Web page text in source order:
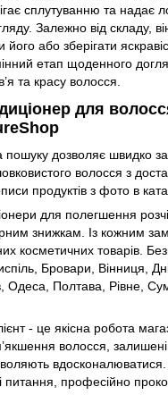
сплутуванню та надає
Залежно від складу,
його або зберігати
етап щоденного
та красу волосся.
для
пошуку дозволяє швидко
волосся з
продуктів з фото в
для полегшення
знижкам. Із кожним
косметичних товарів.
Бровари, Вінниця,
Одеса, Полтава, Рівне,
- це якісна робота
волосся, залишені
питання, професійно